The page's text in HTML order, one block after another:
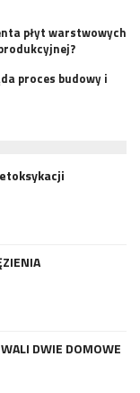
płyt warstwowych
proces budowy i
DWIE DOMOWE